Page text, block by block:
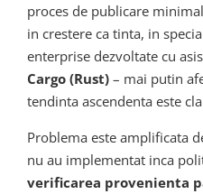
proces de publicare
in crestere ca tinta, in
enterprise dezvoltate cu
Cargo (Rust) – mai putin
tendinta ascendenta este
Problema este amplificata
nu au implementat inca
verificarea provenienta